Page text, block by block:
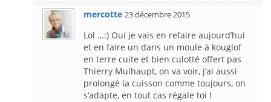
mercotte 23 décembre 2015
Lol …:) Oui je vais en refaire aujourd’hui
et en faire un dans un moule à kouglof
en terre cuite et bien culotté offert pas
Thierry Mulhaupt, on va voir, j’ai aussi
prolongé la cuisson comme toujours, on
s’adapte, en tout cas régale toi !